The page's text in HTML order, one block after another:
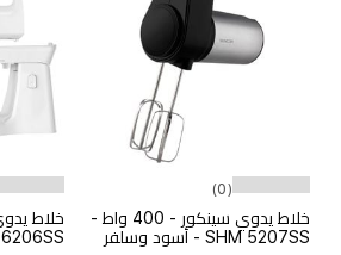
(0)
خلاط يدوي سينكور - 400 واط -
SHM 5207SS - أسود وسلفر
6206SS